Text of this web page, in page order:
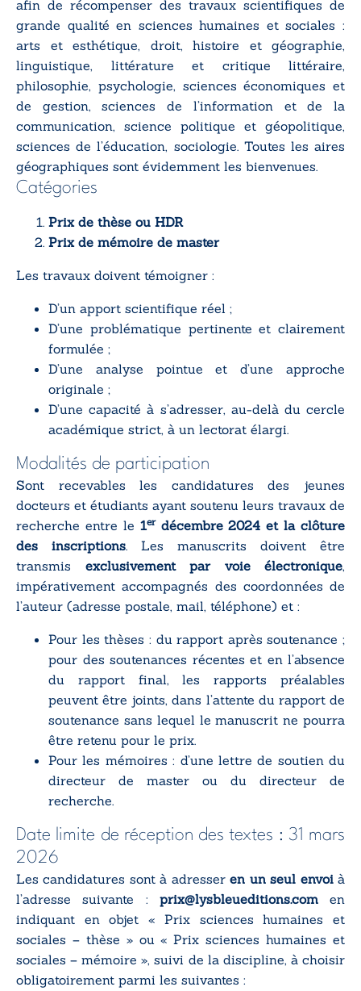
afin de récompenser des travaux scientifiques de
grande qualité en sciences humaines et sociales :
arts et esthétique, droit, histoire et géographie,
linguistique, littérature et critique littéraire,
philosophie, psychologie, sciences économiques et
de gestion, sciences de l’information et de la
communication, science politique et géopolitique,
sciences de l’éducation, sociologie. Toutes les aires
géographiques sont évidemment les bienvenues.
Catégories
Prix de thèse ou HDR
Prix de mémoire de master
Les travaux doivent témoigner :
D’un apport scientifique réel ;
D’une problématique pertinente et clairement
formulée ;
D’une analyse pointue et d’une approche
originale ;
D’une capacité à s’adresser, au-delà du cercle
académique strict, à un lectorat élargi.
Modalités de participation
Sont recevables les candidatures des jeunes
docteurs et étudiants ayant soutenu leurs travaux de
recherche entre le 1erdécembre 2024 et la clôture
des inscriptions. Les manuscrits doivent être
transmis exclusivement par voie électronique,
impérativement accompagnés des coordonnées de
l’auteur (adresse postale, mail, téléphone) et :
Pour les thèses : du rapport après soutenance ;
pour des soutenances récentes et en l’absence
du rapport final, les rapports préalables
peuvent être joints, dans l’attente du rapport de
soutenance sans lequel le manuscrit ne pourra
être retenu pour le prix.
Pour les mémoires : d’une lettre de soutien du
directeur de master ou du directeur de
recherche.
Date limite de réception des textes : 31 mars
2026
Les candidatures sont à adresseren un seul envoià
l’adresse suivante : prix@lysbleueditions.comen
indiquant en objet « Prix sciences humaines et
sociales – thèse » ou « Prix sciences humaines et
sociales – mémoire », suivi de la discipline, à choisir
obligatoirement parmi les suivantes :